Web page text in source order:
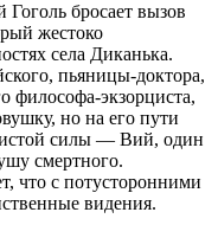
бросает вызов
жестоко
села Диканька.
пьяницы-доктора,
философа-экзорциста,
но на его пути
силы — Вий, один
смертного.
что с потусторонними
видения.